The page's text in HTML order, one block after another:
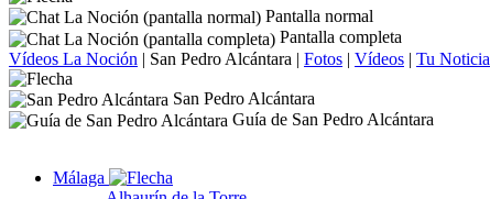
Pantalla normal
Pantalla completa
Vídeos La Noción | San Pedro Alcántara | Fotos | Vídeos | Tu Noticia
San Pedro Alcántara
Guía de San Pedro Alcántara
Málaga